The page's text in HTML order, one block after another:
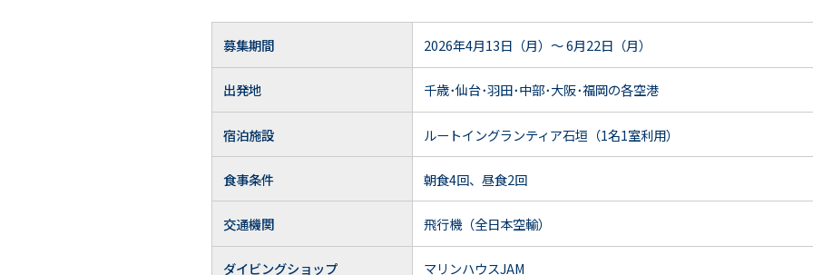
募集期間 2026年4月13日（月）～ 6月22日（月）
出発地 千歳･仙台･羽田･中部･大阪･福岡の各空港
宿泊施設 ルートイングランティア石垣（1名1室利用）
食事条件 朝食4回、昼食2回
交通機関 飛行機（全日本空輸）
ダイビングショップ マリンハウスJAM